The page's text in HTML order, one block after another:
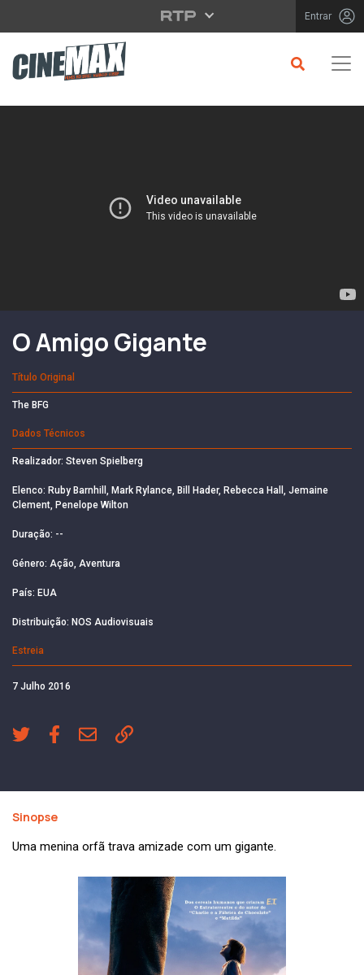
Saltar para o conteúdo principal Entrar
Filme em Cartaz
O Amigo Gigante
Título Original
The BFG
Dados Técnicos
Realizador: Steven Spielberg
Elenco: Ruby Barnhill, Mark Rylance, Bill Hader, Rebecca Hall, Jemaine
Clement, Penelope Wilton
Duração: --
Género: Ação, Aventura
País: EUA
Distribuição: NOS Audiovisuais
Estreia
7 Julho 2016
Sinopse
Uma menina orfã trava amizade com um gigante.